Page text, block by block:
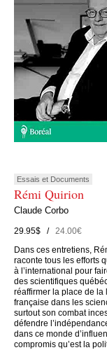
Essais et Documents
Rémi Quirion
Claude Corbo
29.95$ /24.00€
Dans ces entretiens,
raconte tous les efforts
à l’international pour
des scientifiques
réaffirmer la place de la
française dans les
surtout son combat
défendre
dans ce monde
compromis qu’est la